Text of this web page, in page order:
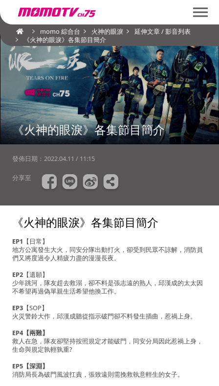
momo 綜合台 火神的眼淚
延伸文章 / 影音列表
《火神的眼淚》各集節目簡介
《火神的眼淚》各集節目簡介
發佈日期： 2022.04.11 / 11:15
分享至
《火神的眼淚》各集節目簡介
EP1 【日常】
地方公寓發生大火，同安分隊出動打火，卻受到民眾不諒解，消防員
們又將度過令人精疲力盡的漫漫長夜。
EP2 【遺願】
少年跳河，隊友趕去救溺，卻不料是張志遠的熟人，邱漢成的太太因
不希望再過偽單親生活希望他換工作。
EP3 【SOP】
火災警鈴大作，邱漢成聽從指示破門卻不料發生插曲，惹禍上身。
EP4【兩難】
救人在急，隊友卻堅持按照規定才能破門，同安分局因此惹禍上身，
生命與規定孰輕孰重?
EP5【深淵】
消防局長為破門風波扛責，張致遠則需挽救執意輕生的女子。